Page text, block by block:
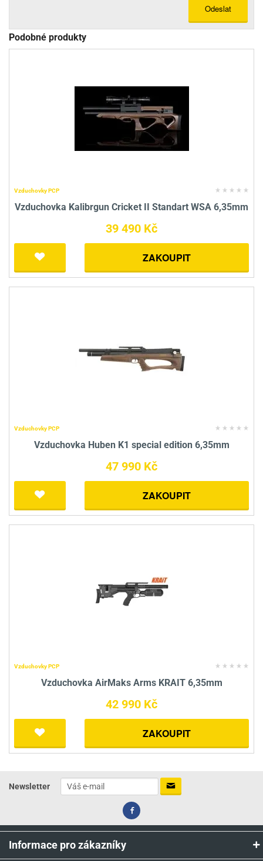
Odeslat
Podobné produkty
Vzduchovky PCP
Vzduchovka Kalibrgun Cricket II Standart WSA 6,35mm
39 490 Kč
ZAKOUPIT
Vzduchovky PCP
Vzduchovka Huben K1 special edition 6,35mm
47 990 Kč
ZAKOUPIT
Vzduchovky PCP
Vzduchovka AirMaks Arms KRAIT 6,35mm
42 990 Kč
ZAKOUPIT
Newsletter
Informace pro zákazníky